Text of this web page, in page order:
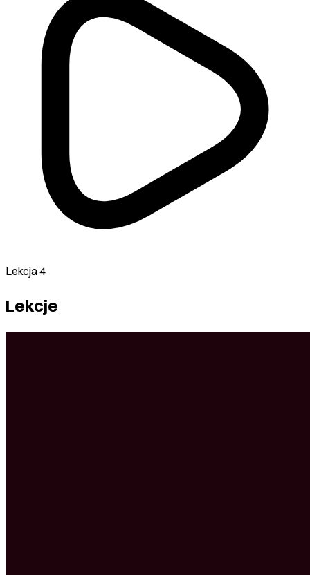
Lekcja 4
Lekcje